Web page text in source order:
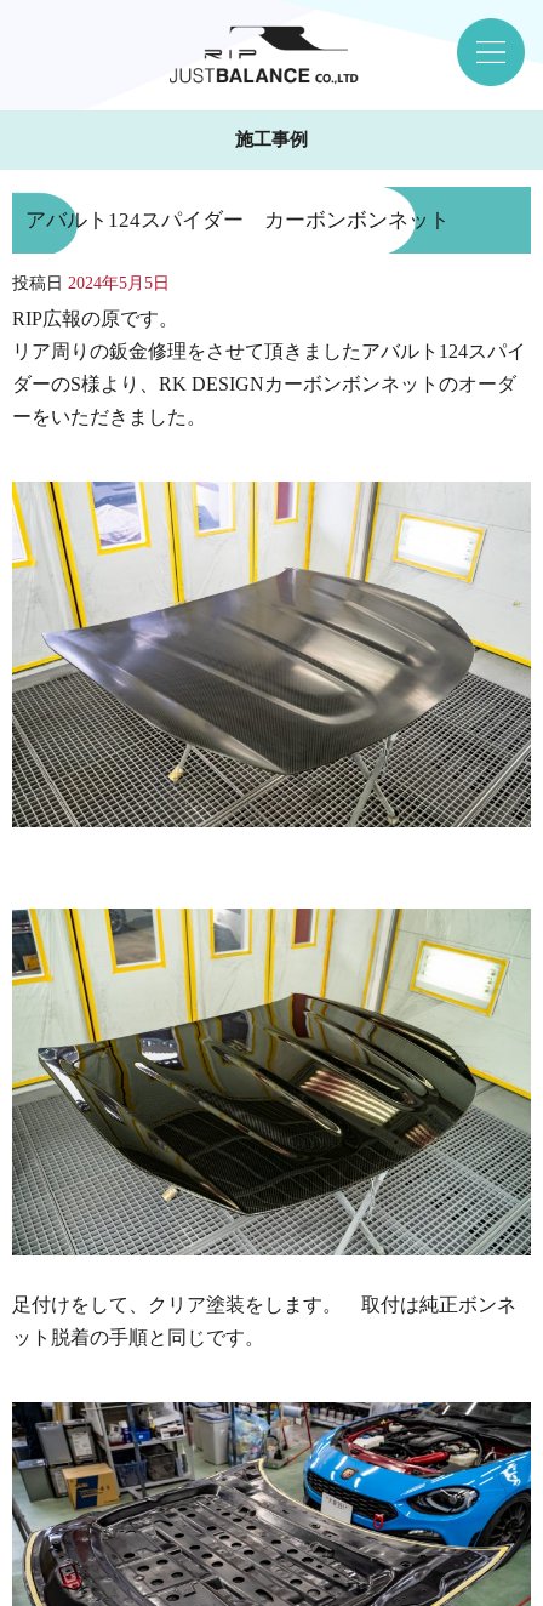
施工事例
アバルト124スパイダー カーボンボンネット
投稿日 2024年5月5日
RIP広報の原です。
リア周りの鈑金修理をさせて頂きましたアバルト124スパイ
ダーのS様より、RK DESIGNカーボンボンネットのオーダ
ーをいただきました。
足付けをして、クリア塗装をします。 取付は純正ボンネ
ット脱着の手順と同じです。